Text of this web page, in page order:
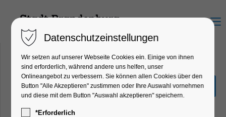
Menu
Sommerferienrallye
Ferienkalender, Kinder, Jugend, Mitmach-
Aktion
Datenschutzeinstellungen
Wir setzen auf unserer Webseite Cookies ein. Einige von ihnen
sind erforderlich, während andere uns helfen, unser
Onlineangebot zu verbessern. Sie können allen Cookies über den
Button "Alle Akzeptieren" zustimmen oder Ihre Auswahl vornehmen
und diese mit dem Button "Auswahl akzeptieren" speichern.
*Erforderlich